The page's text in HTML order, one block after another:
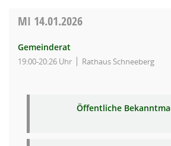
MI 14.01.2026
Gemeinderat
19:00-20:26 Uhr Rathaus Schneeberg
Öffentliche